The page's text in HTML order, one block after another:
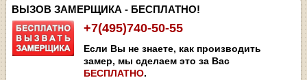
ВЫЗОВ ЗАМЕРЩИКА - БЕСПЛАТНО!
+7(495)740-50-55
Если Вы не знаете, как производить
замер, мы сделаем это за Вас
БЕСПЛАТНО.